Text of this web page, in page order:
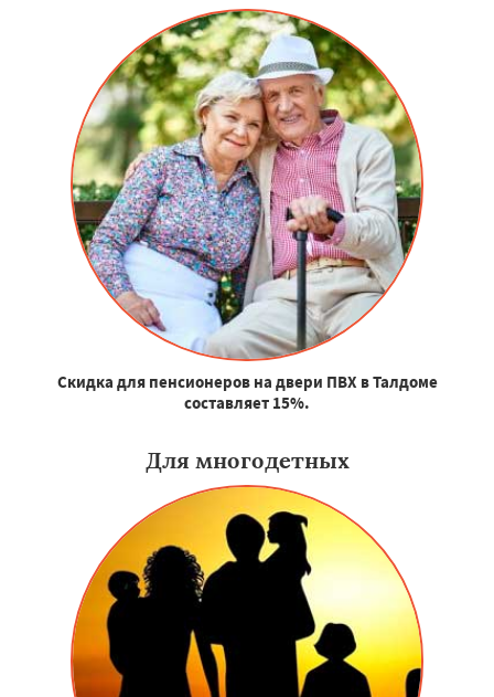
Скидка для пенсионеров на двери ПВХ в Талдоме
составляет 15%.
Для многодетных